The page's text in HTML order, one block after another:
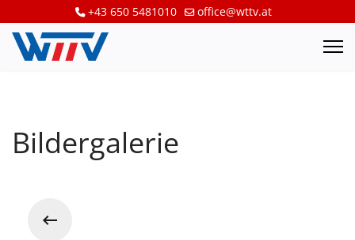
+43 650 5481010 office@wttv.at
Bildergalerie